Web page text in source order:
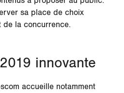
sa place de choix
de la concurrence.
innovante
accueille notamment